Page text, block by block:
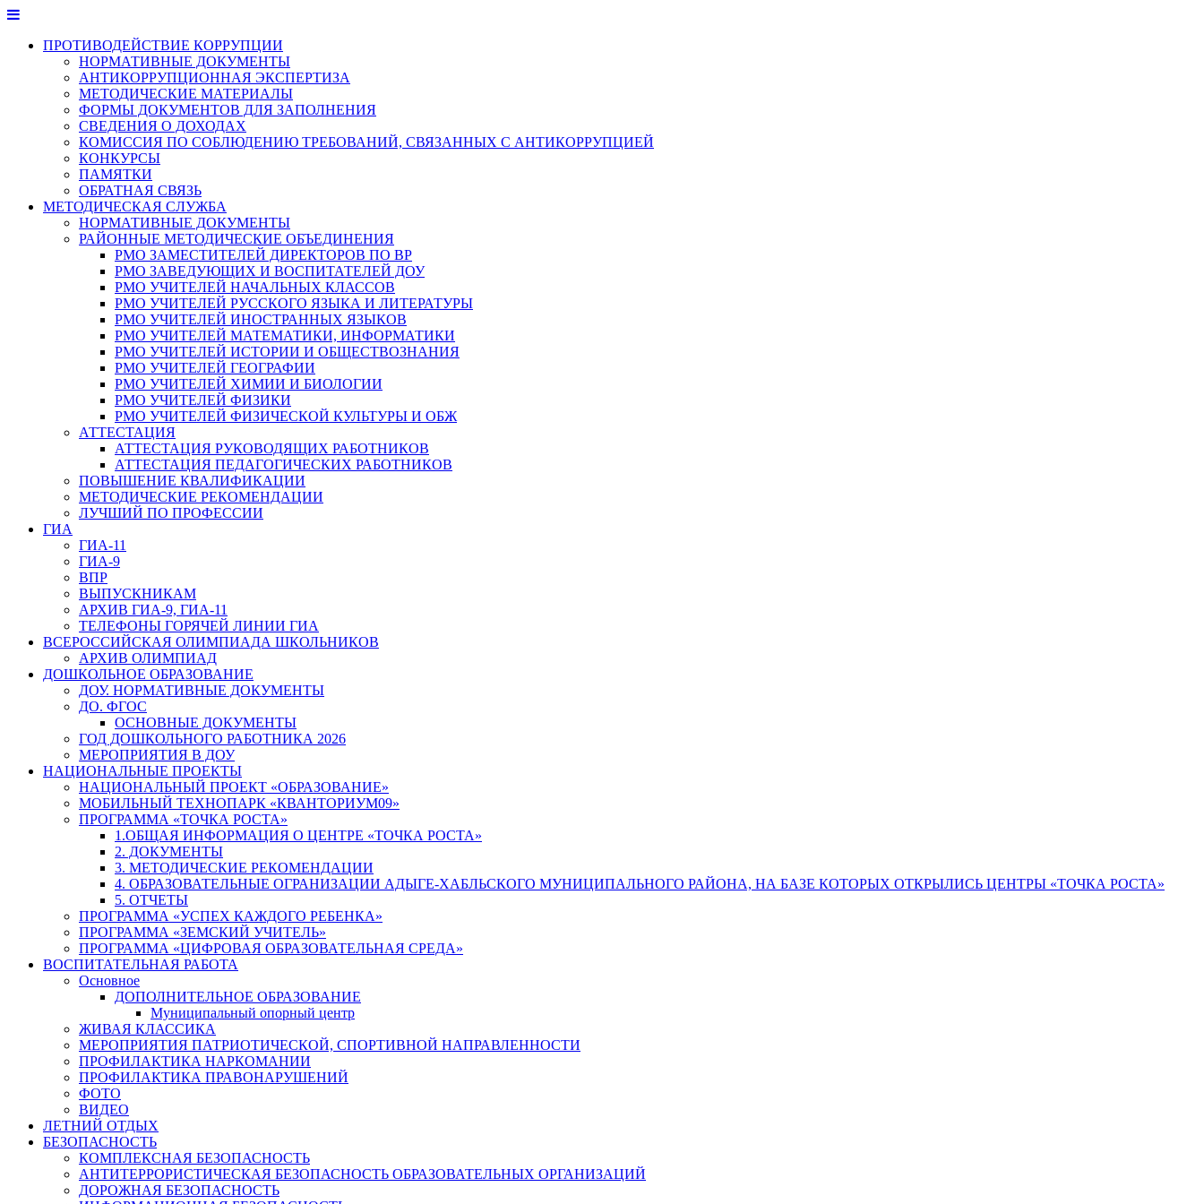
Перейти
содержимому
ПРОТИВОДЕЙСТВИЕ КОРРУПЦИИ
НОРМАТИВНЫЕ ДОКУМЕНТЫ
АНТИКОРРУПЦИОННАЯ ЭКСПЕРТИЗА
МЕТОДИЧЕСКИЕ МАТЕРИАЛЫ
ФОРМЫ ДОКУМЕНТОВ ДЛЯ ЗАПОЛНЕНИЯ
СВЕДЕНИЯ О ДОХОДАХ
КОМИССИЯ ПО СОБЛЮДЕНИЮ ТРЕБОВАНИЙ, СВЯЗАННЫХ С АНТИКОРРУПЦИЕЙ
КОНКУРСЫ
ПАМЯТКИ
ОБРАТНАЯ СВЯЗЬ
МЕТОДИЧЕСКАЯ СЛУЖБА
НОРМАТИВНЫЕ ДОКУМЕНТЫ
РАЙОННЫЕ МЕТОДИЧЕСКИЕ ОБЪЕДИНЕНИЯ
РМО ЗАМЕСТИТЕЛЕЙ ДИРЕКТОРОВ ПО ВР
РМО ЗАВЕДУЮЩИХ И ВОСПИТАТЕЛЕЙ ДОУ
РМО УЧИТЕЛЕЙ НАЧАЛЬНЫХ КЛАССОВ
РМО УЧИТЕЛЕЙ РУССКОГО ЯЗЫКА И ЛИТЕРАТУРЫ
РМО УЧИТЕЛЕЙ ИНОСТРАННЫХ ЯЗЫКОВ
РМО УЧИТЕЛЕЙ МАТЕМАТИКИ, ИНФОРМАТИКИ
РМО УЧИТЕЛЕЙ ИСТОРИИ И ОБЩЕСТВОЗНАНИЯ
РМО УЧИТЕЛЕЙ ГЕОГРАФИИ
РМО УЧИТЕЛЕЙ ХИМИИ И БИОЛОГИИ
РМО УЧИТЕЛЕЙ ФИЗИКИ
РМО УЧИТЕЛЕЙ ФИЗИЧЕСКОЙ КУЛЬТУРЫ И ОБЖ
АТТЕСТАЦИЯ
АТТЕСТАЦИЯ РУКОВОДЯЩИХ РАБОТНИКОВ
АТТЕСТАЦИЯ ПЕДАГОГИЧЕСКИХ РАБОТНИКОВ
ПОВЫШЕНИЕ КВАЛИФИКАЦИИ
МЕТОДИЧЕСКИЕ РЕКОМЕНДАЦИИ
ЛУЧШИЙ ПО ПРОФЕССИИ
ГИА
ГИА-11
ГИА-9
ВПР
ВЫПУСКНИКАМ
АРХИВ ГИА-9, ГИА-11
ТЕЛЕФОНЫ ГОРЯЧЕЙ ЛИНИИ ГИА
ВСЕРОССИЙСКАЯ ОЛИМПИАДА ШКОЛЬНИКОВ
АРХИВ ОЛИМПИАД
ДОШКОЛЬНОЕ ОБРАЗОВАНИЕ
ДОУ. НОРМАТИВНЫЕ ДОКУМЕНТЫ
ДО. ФГОС
ОСНОВНЫЕ ДОКУМЕНТЫ
ГОД ДОШКОЛЬНОГО РАБОТНИКА 2026
МЕРОПРИЯТИЯ В ДОУ
НАЦИОНАЛЬНЫЕ ПРОЕКТЫ
НАЦИОНАЛЬНЫЙ ПРОЕКТ «ОБРАЗОВАНИЕ»
МОБИЛЬНЫЙ ТЕХНОПАРК «КВАНТОРИУМ09»
ПРОГРАММА «ТОЧКА РОСТА»
1.ОБЩАЯ ИНФОРМАЦИЯ О ЦЕНТРЕ «ТОЧКА РОСТА»
2. ДОКУМЕНТЫ
3. МЕТОДИЧЕСКИЕ РЕКОМЕНДАЦИИ
4. ОБРАЗОВАТЕЛЬНЫЕ ОГРАНИЗАЦИИ АДЫГЕ-ХАБЛЬСКОГО МУНИЦИПАЛЬНОГО РАЙОНА, НА БАЗЕ КОТОРЫХ ОТКРЫЛИСЬ ЦЕНТРЫ «ТОЧКА РОСТА»
5. ОТЧЕТЫ
ПРОГРАММА «УСПЕХ КАЖДОГО РЕБЕНКА»
ПРОГРАММА «ЗЕМСКИЙ УЧИТЕЛЬ»
ПРОГРАММА «ЦИФРОВАЯ ОБРАЗОВАТЕЛЬНАЯ СРЕДА»
ВОСПИТАТЕЛЬНАЯ РАБОТА
Основное
ДОПОЛНИТЕЛЬНОЕ ОБРАЗОВАНИЕ
Муниципальный опорный центр
ЖИВАЯ КЛАССИКА
МЕРОПРИЯТИЯ ПАТРИОТИЧЕСКОЙ, СПОРТИВНОЙ НАПРАВЛЕННОСТИ
ПРОФИЛАКТИКА НАРКОМАНИИ
ПРОФИЛАКТИКА ПРАВОНАРУШЕНИЙ
ФОТО
ВИДЕО
ЛЕТНИЙ ОТДЫХ
БЕЗОПАСНОСТЬ
КОМПЛЕКСНАЯ БЕЗОПАСНОСТЬ
АНТИТЕРРОРИСТИЧЕСКАЯ БЕЗОПАСНОСТЬ ОБРАЗОВАТЕЛЬНЫХ ОРГАНИЗАЦИЙ
ДОРОЖНАЯ БЕЗОПАСНОСТЬ